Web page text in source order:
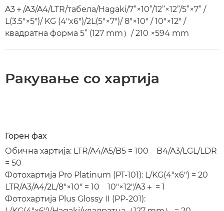
A3＋/A3/A4/LTR/табела/Hagaki/7”×10”/12”×12”/5”×7” /
L(3.5"×5")/ KG (4"x6")/2L(5"×7")/ 8"×10" / 10"×12" /
квадратна форма 5” (127 mm）/ 210 ×594 mm
Ракување со хартија
Горен фах
Обична хартија: LTR/A4/A5/B5 = 100 B4/A3/LGL/LDR
= 50
Фотохартија Pro Platinum (PT-101): L/KG(4"x6") = 20
LTR/A3/A4/2L/8"×10" = 10 10"×12"/A3＋ = 1
Фотохартија Plus Glossy II (PP-201):